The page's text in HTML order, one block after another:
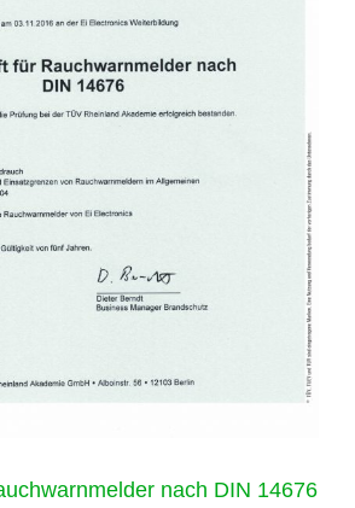
nach DIN 14676